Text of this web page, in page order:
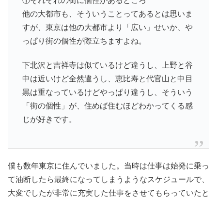
他の大都市も、そういうことってあるとは思いま
すが、東京は他の大都市より「広い」せいか、や
っぱり街の個性が際立ちますよね。
下北沢と吉祥寺は似ているけど違うし、上野と谷
中は近いけど全然違うし、恵比寿と代官山と中目
黒は重なっているけどやっぱり違うし、そういう
「街の個性」が、住めば住むほどわかってくる感
じが好きです。
僕も数年東京に住んでいました。当時は仕事は始発に乗っ
て油断したら最終になってしまうようなスケジュールで、
大変でしたが非常に充実した仕事をさせてもらっていたと